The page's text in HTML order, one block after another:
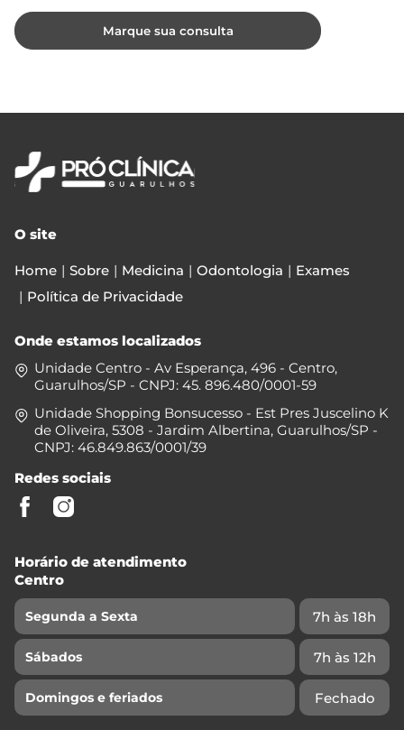
O site
Home Sobre Medicina Odontologia
Exames
Política de Privacidade
Onde estamos localizados
Unidade Centro - Av Esperança, 496 - Centro,
Guarulhos/SP - CNPJ: 45. 896.480/0001-59
Unidade Shopping Bonsucesso - Est Pres Juscelino K
de Oliveira, 5308 - Jardim Albertina, Guarulhos/SP -
CNPJ: 46.849.863/0001/39
Redes sociais
Horário de atendimento
Centro
Segunda a Sexta 7h às 18h
Sábados 7h às 12h
Domingos e feriados Fechado